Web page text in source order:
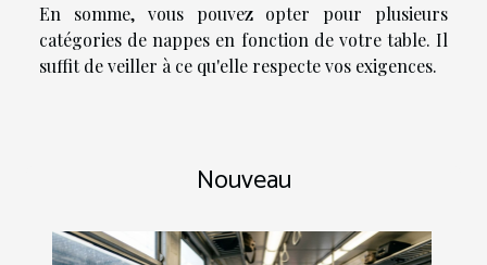
En somme, vous pouvez opter pour plusieurs
catégories de nappes en fonction de votre table. Il
suffit de veiller à ce qu'elle respecte vos exigences.
Nouveau